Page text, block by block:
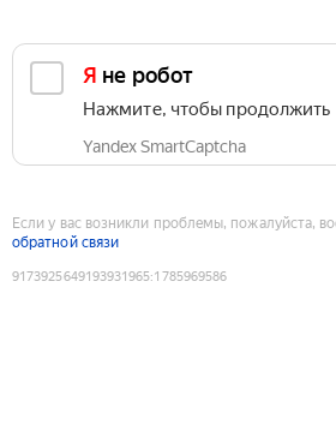
Я не робот
Нажмите, чтобы продолжить
Yandex SmartCaptcha
Если у вас возникли проблемы, пожалуйста,
обратной связи
9173925649193931965:1785969586